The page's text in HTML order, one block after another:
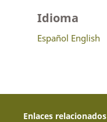
Idioma
Español English
Enlaces relacionados